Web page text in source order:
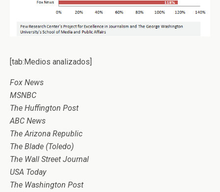
[tab:Medios analizados]
Fox News
MSNBC
The Huffington Post
ABC News
The Arizona Republic
The Blade (Toledo)
The Wall Street Journal
USA Today
The Washington Post